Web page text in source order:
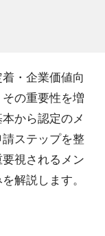
・企業価値向
の重要性を増
から認定のメ
ステップを整
視されるメン
解説します。